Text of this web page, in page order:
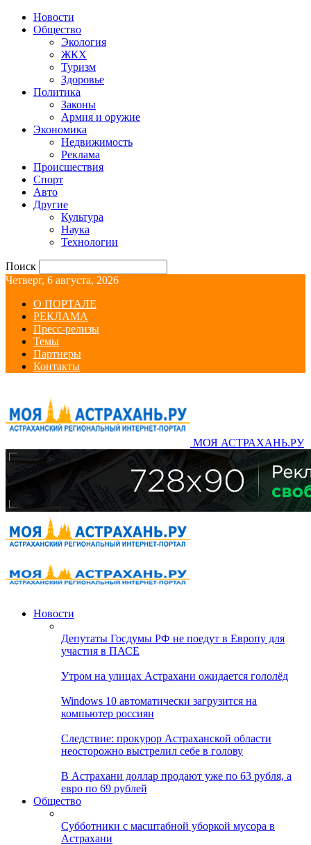
Новости
Общество
Экология
ЖКХ
Туризм
Здоровье
Политика
Законы
Армия и оружие
Экономика
Недвижимость
Реклама
Происшествия
Спорт
Авто
Другие
Культура
Наука
Технологии
Поиск
Четверг, 6 августа, 2026
О ПОРТАЛЕ
РЕКЛАМА
Пресс-релизы
Темы
Партнеры
Контакты
МОЯ АСТРАХАНЬ.РУ
Новости
Депутаты Госдумы РФ не поедут в Европу для
участия в ПАСЕ
Утром на улицах Астрахани ожидается гололёд
Windows 10 автоматически загрузится на
компьютер россиян
Следствие: прокурор Астраханской области
неосторожно выстрелил себе в голову
В Астрахани доллар продают уже по 63 рубля, а
евро по 69 рублей
Общество
Субботники с масштабной уборкой мусора в
Астрахани